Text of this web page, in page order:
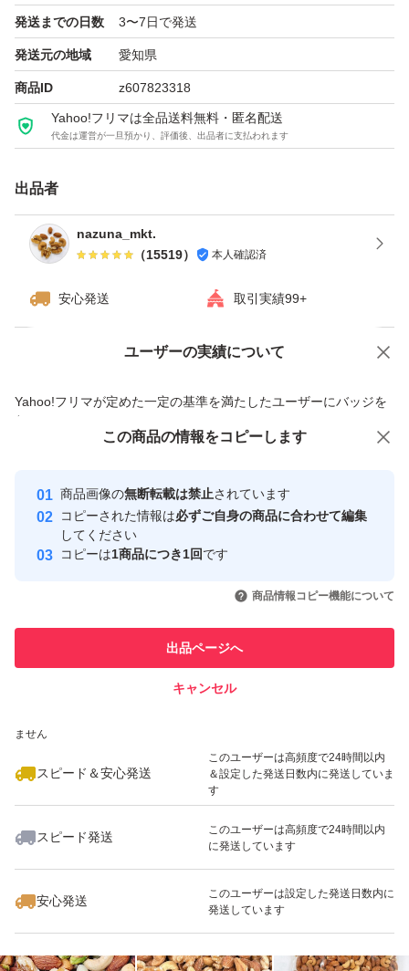
るみやアーモンドをいっぱい食べたいあなたに(^^)
★全てご注文いただいてから袋詰いたしますので、新鮮な
ナッツをお届けいたします^ - ^
★チャック付き袋でのお届けですので、保存にも便利！
もナッツがしけてしまう可能性がございます。ご理解・ご
了承下さい。
種類ミックスナッツ
発送までの日数 3〜7日で発送
発送元の地域 愛知県
商品ID z607823318
Yahoo!フリマは全品送料無料・匿名配送
代金は運営が一旦預かり、評価後、出品者に支払われます
出品者
nazuna_mkt.
（15519） 本人確認済
安心発送 取引実績99+
ユーザーの実績について
Yahoo!フリマが定めた一定の基準を満たしたユーザーにバッジを
付与しています
安心取引出品者
心・安全なユーザーです
取引実績
引を完了させた実績があります
での取引実績があります
ません
スピード＆安心発送
このユーザーは高頻度で24時間以内
＆設定した発送日数内に発送していま
す
スピード発送
このユーザーは高頻度で24時間以内
に発送しています
安心発送
このユーザーは設定した発送日数内に
発送しています
価格の相談 商品への質問
この商品の情報をコピーします
商品画像の無断転載は禁止されています
コピーされた情報は必ずご自身の商品に合わせて編集
してください
コピーは1商品につき1回です
商品情報コピー機能について
出品ページへ
キャンセル
この商品をみている人にオススメ
いいね！
1,999